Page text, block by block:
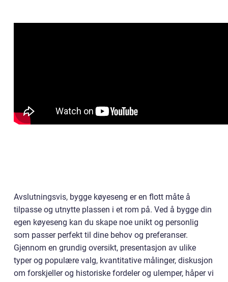
Avslutningsvis, bygge køyeseng er en flott måte å
tilpasse og utnytte plassen i et rom på. Ved å bygge din
egen køyeseng kan du skape noe unikt og personlig
som passer perfekt til dine behov og preferanser.
Gjennom en grundig oversikt, presentasjon av ulike
typer og populære valg, kvantitative målinger, diskusjon
om forskjeller og historiske fordeler og ulemper, håper vi